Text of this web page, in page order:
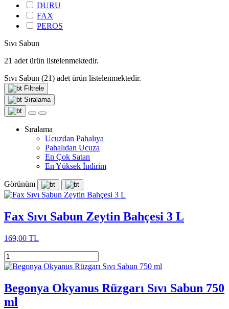
DURU
FAX
PEROS
Sıvı Sabun
21 adet ürün listelenmektedir.
Sıvı Sabun (21) adet ürün listelenmektedir.
Filtrele
Sıralama
Sıralama
Ucuzdan Pahalıya
Pahalıdan Ucuza
En Çok Satan
En Yüksek İndirim
Görünüm
Fax Sıvı Sabun Zeytin Bahçesi 3 L
169,00 TL
Begonya Okyanus Rüzgarı Sıvı Sabun 750
ml